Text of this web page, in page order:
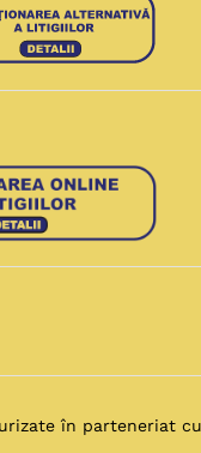
în parteneriat